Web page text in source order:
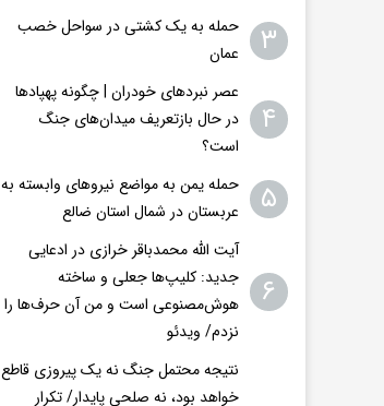
۳
حمله به یک کشتی در سواحل خصب
عمان
۴
عصر نبردهای خودران | چگونه پهپادها
در حال بازتعریف میدان‌های جنگ
است؟
۵
حمله یمن به مواضع نیروهای وابسته به
عربستان در شمال استان ضالع
۶
آیت الله محمدباقر خرازی در ادعایی
جدید: کلیپ‌ها جعلی و ساخته
هوش‌مصنوعی است و من آن حرف‌ها را
نزدم/ ویدئو
نتیجه محتمل جنگ نه یک پیروزی قاطع
خواهد بود، نه صلحی پایدار/ تکرار